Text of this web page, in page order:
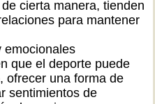
cierta manera, tienden
para mantener
emocionales
que el deporte puede
ofrecer una forma de
sentimientos de